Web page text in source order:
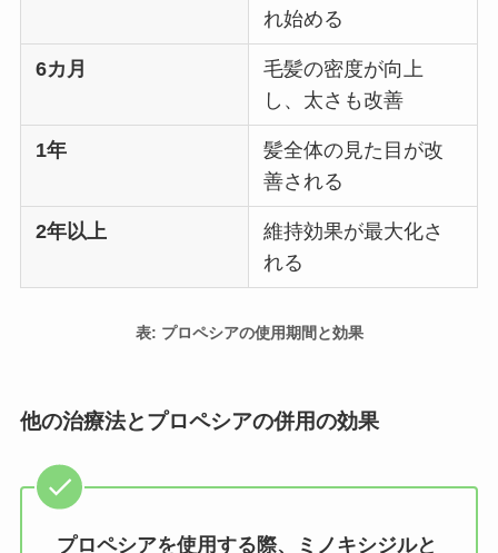
れ始める
6カ月
毛髪の密度が向上
し、太さも改善
1年
髪全体の見た目が改
善される
2年以上
維持効果が最大化さ
れる
表: プロペシアの使用期間と効果
他の治療法とプロペシアの併用の効果
プロペシアを使用する際、ミノキシジルと